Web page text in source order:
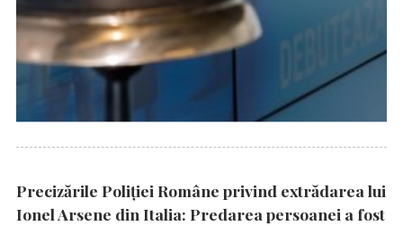
Precizările Poliţiei Române privind extrădarea lui
Ionel Arsene din Italia: Predarea persoanei a fost